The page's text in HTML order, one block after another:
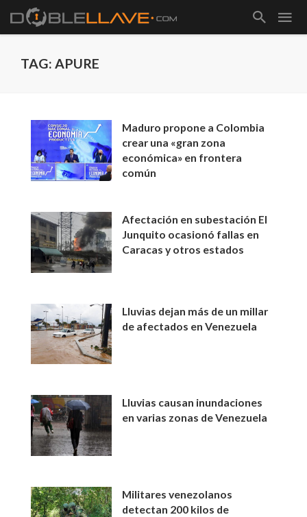
TAG: APURE
Maduro propone a Colombia
crear una «gran zona
económica» en frontera
común
Afectación en subestación El
Junquito ocasionó fallas en
Caracas y otros estados
Lluvias dejan más de un millar
de afectados en Venezuela
Lluvias causan inundaciones
en varias zonas de Venezuela
Militares venezolanos
detectan 200 kilos de